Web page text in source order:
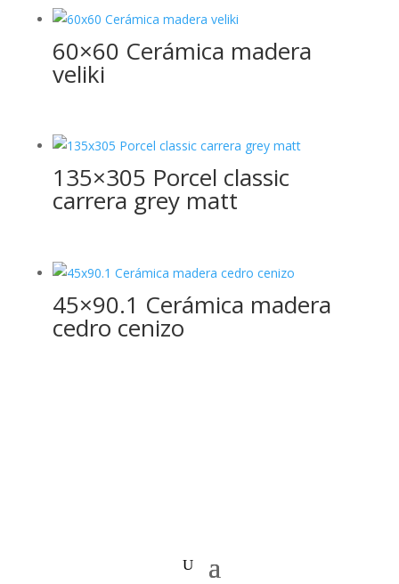
60×60 Cerámica madera
veliki
135×305 Porcel classic
carrera grey matt
45×90.1 Cerámica madera
cedro cenizo